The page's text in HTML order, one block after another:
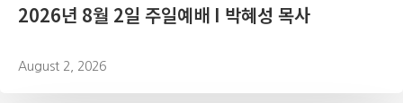
2026년 8월 2일 주일예배 I 박혜성 목사
August 2, 2026